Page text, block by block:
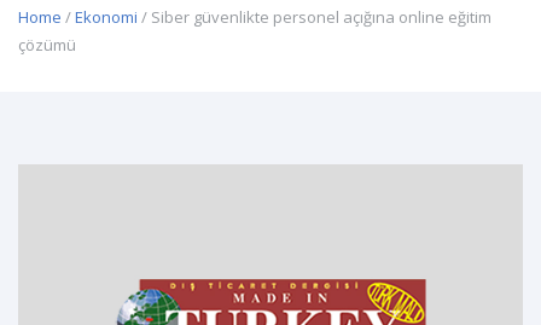
Home /Ekonomi / Siber güvenlikte personel açığına online eğitim
çözümü